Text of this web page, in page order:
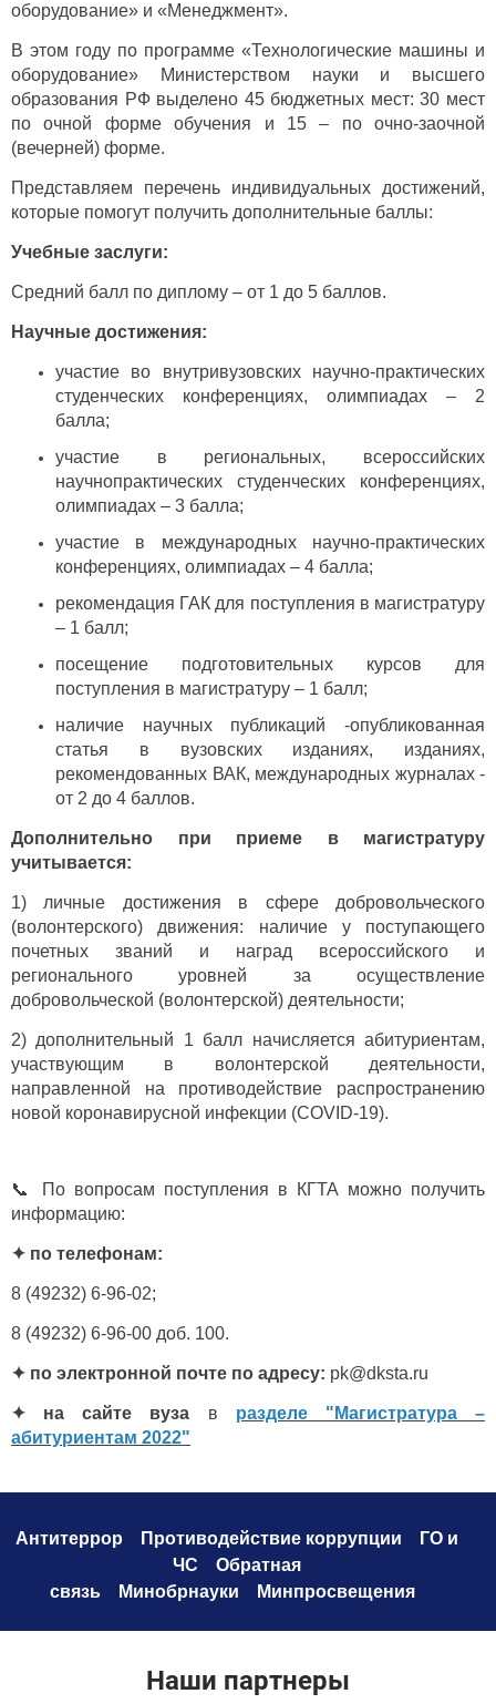
оборудование» и «Менеджмент».
В этом году по программе «Технологические машины и
оборудование» Министерством науки и высшего
образования РФ выделено 45 бюджетных мест: 30 мест
по очной форме обучения и 15 – по очно-заочной
(вечерней) форме.
Представляем перечень индивидуальных достижений,
которые помогут получить дополнительные баллы:
Учебные заслуги:
Средний балл по диплому – от 1 до 5 баллов.
Научные достижения:
участие во внутривузовских научно-практических
студенческих конференциях, олимпиадах – 2
балла;
участие в региональных, всероссийских
научнопрактических студенческих конференциях,
олимпиадах – 3 балла;
участие в международных научно-практических
конференциях, олимпиадах – 4 балла;
рекомендация ГАК для поступления в магистратуру
– 1 балл;
посещение подготовительных курсов для
поступления в магистратуру – 1 балл;
наличие научных публикаций -опубликованная
статья в вузовских изданиях, изданиях,
рекомендованных ВАК, международных журналах -
от 2 до 4 баллов.
Дополнительно при приеме в магистратуру
учитывается:
1) личные достижения в сфере добровольческого
(волонтерского) движения: наличие у поступающего
почетных званий и наград всероссийского и
регионального уровней за осуществление
добровольческой (волонтерской) деятельности;
2) дополнительный 1 балл начисляется абитуриентам,
участвующим в волонтерской деятельности,
направленной на противодействие распространению
новой коронавирусной инфекции (COVID-19).
📞 По вопросам поступления в КГТА можно получить
информацию:
✦ по телефонам:
8 (49232) 6-96-02;
8 (49232) 6-96-00 доб. 100.
✦ по электронной почте по адресу: pk@dksta.ru
✦ на сайте вуза в разделе "Магистратура –
абитуриентам 2022"
Антитеррор Противодействие коррупции
ГО и
ЧС
Обратная
связь
Минобрнауки Минпросвещения
Наши партнеры